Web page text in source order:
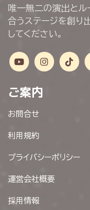
唯一無二の演出とル
合うステージを創り
してください。
ご案内
お問合せ
利用規約
プライバシーポリシー
運営会社概要
採用情報